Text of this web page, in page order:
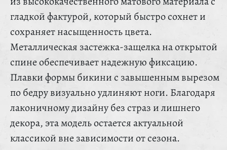
гладкой фактурой, который быстро сохнет и
сохраняет насыщенность цвета.
Металлическая застежка-защелка на открытой
спине обеспечивает надежную фиксацию.
Плавки формы бикини с завышенным вырезом
по бедру визуально удлиняют ноги. Благодаря
лаконичному дизайну без страз и лишнего
декора, эта модель остается актуальной
классикой вне зависимости от сезона.